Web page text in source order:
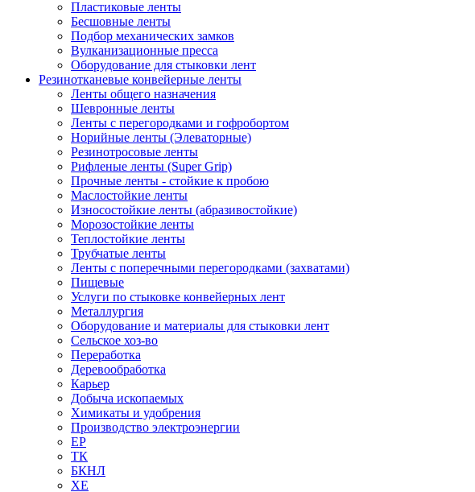
Пластиковые ленты
Бесшовные ленты
Подбор механических замков
Вулканизационные пресса
Оборудование для стыковки лент
Резинотканевые конвейерные ленты
Ленты общего назначения
Шевронные ленты
Ленты с перегородками и гофробортом
Норийные ленты (Элеваторные)
Резинотросовые ленты
Рифленые ленты (Super Grip)
Прочные ленты - стойкие к пробою
Маслостойкие ленты
Износостойкие ленты (абразивостойкие)
Морозостойкие ленты
Теплостойкие ленты
Трубчатые ленты
Ленты с поперечными перегородками (захватами)
Пищевые
Услуги по стыковке конвейерных лент
Металлургия
Оборудование и материалы для стыковки лент
Сельское хоз-во
Переработка
Деревообработка
Карьер
Добыча ископаемых
Химикаты и удобрения
Производство электроэнергии
EP
ТК
БКНЛ
XE